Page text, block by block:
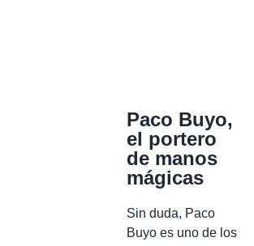
Paco Buyo,
el portero
de manos
mágicas
Sin duda, Paco
Buyo es uno de los